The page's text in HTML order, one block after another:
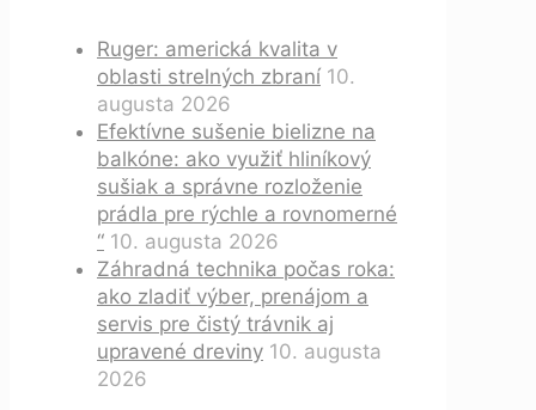
Ruger: americká kvalita v
oblasti strelných zbraní 10.
augusta 2026
Efektívne sušenie bielizne na
balkóne: ako využiť hliníkový
sušiak a správne rozloženie
prádla pre rýchle a rovnomerné
“ 10. augusta 2026
Záhradná technika počas roka:
ako zladiť výber, prenájom a
servis pre čistý trávnik aj
upravené dreviny 10. augusta
2026